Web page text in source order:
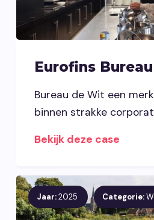
Eurofins
Bureau de Wit een
binnen strakke
Bekijk deze case
Jaar:2025 Categorie: